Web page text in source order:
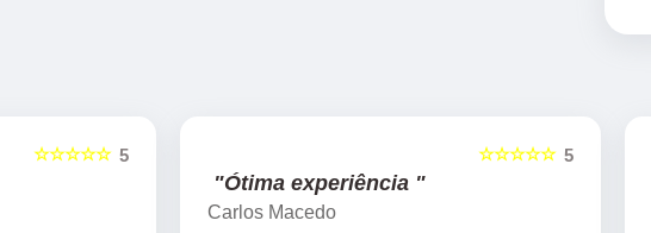
5
☆☆☆☆☆ 5
☆☆☆☆☆
"Ótima experiência "
Carlos Macedo